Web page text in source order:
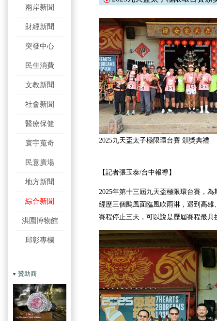
兩岸新聞
財經新聞
突發中心
民生消費
文教新聞
社會新聞
醫療保健
寰宇蒐奇
民意廣場
地方新聞
綜合新聞
洪園博物館
邱彰專欄
贊助商
2025九天盃太子極限環台賽 頒獎典禮
【記者張玉泰/台中報導】
2025年第十三屆九天盃極限環台賽，為
經歷三個颱風面臨風吹雨淋，遇到高
賽程停止三天，可以說是歷屆賽程最具